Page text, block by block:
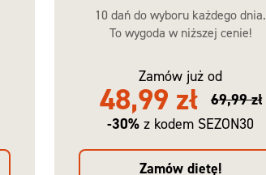
10 dań do wyboru każdego dnia.
To wygoda w niższej cenie!
Zamów już od
48,99 zł
69,99 zł
-30% z kodem SEZON30
Zamów dietę!